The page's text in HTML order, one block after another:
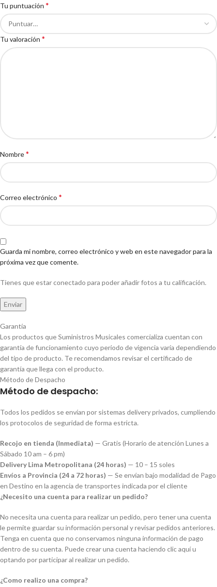
Tu puntuación *
Tu valoración *
Nombre*
Correo electrónico *
Guarda mi nombre, correo electrónico y web en este navegador para la
próxima vez que comente.
Tienes que estar conectado para poder añadir fotos a tu calificación.
Garantía
Los productos que Suministros Musicales comercializa cuentan con
garantía de funcionamiento cuyo periodo de vigencia varía dependiendo
del tipo de producto. Te recomendamos revisar el certificado de
garantía que llega con el producto.
Método de Despacho
Método de despacho:
Todos los pedidos se envían por sistemas delivery privados, cumpliendo
los protocolos de seguridad de forma estricta.
Recojo en tienda (Inmediata) — Gratis (Horario de atención Lunes a
Sábado 10 am – 6 pm)
Delivery Lima Metropolitana (24 horas) — 10 – 15 soles
Envíos a Provincia (24 a 72 horas) — Se envían bajo modalidad de Pago
en Destino en la agencia de transportes indicada por el cliente
¿Necesito una cuenta para realizar un pedido?
No necesita una cuenta para realizar un pedido, pero tener una cuenta
le permite guardar su información personal y revisar pedidos anteriores.
Tenga en cuenta que no conservamos ninguna información de pago
dentro de su cuenta. Puede crear una cuenta haciendo clic aquí u
optando por participar al realizar un pedido.
¿Como realizo una compra?